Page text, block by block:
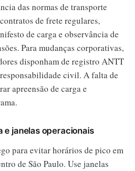
das normas de transporte
de frete regulares,
de carga e observância de
Para mudanças corporativas,
disponham de registro ANTT
civil. A falta de
apreensão de carga e
e janelas operacionais
para evitar horários de pico em
de São Paulo. Use janelas